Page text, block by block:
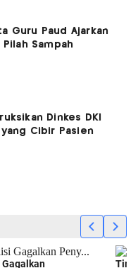
Guru Paud Ajarkan
Sampah
Dinkes DKI
Cibir Pasien